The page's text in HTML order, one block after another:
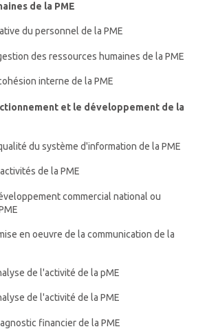
de la PME
du personnel de la PME
des ressources humaines de la PME
interne de la PME
et le développement de la
du système d'information de la PME
de la PME
commercial national ou
en oeuvre de la communication de la
de l'activité de la pME
de l'activité de la PME
financier de la PME